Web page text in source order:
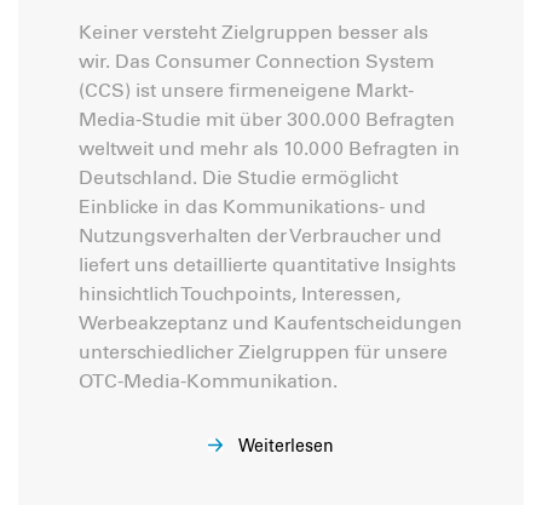
Keiner versteht Zielgruppen besser als
wir. Das Consumer Connection System
(CCS) ist unsere firmeneigene Markt-
Media-Studie mit über 300.000 Befragten
weltweit und mehr als 10.000 Befragten in
Deutschland. Die Studie ermöglicht
Einblicke in das Kommunikations- und
Nutzungsverhalten der Verbraucher und
liefert uns detaillierte quantitative Insights
hinsichtlich Touchpoints, Interessen,
Werbeakzeptanz und Kaufentscheidungen
unterschiedlicher Zielgruppen für unsere
OTC-Media-Kommunikation.
Weiterlesen